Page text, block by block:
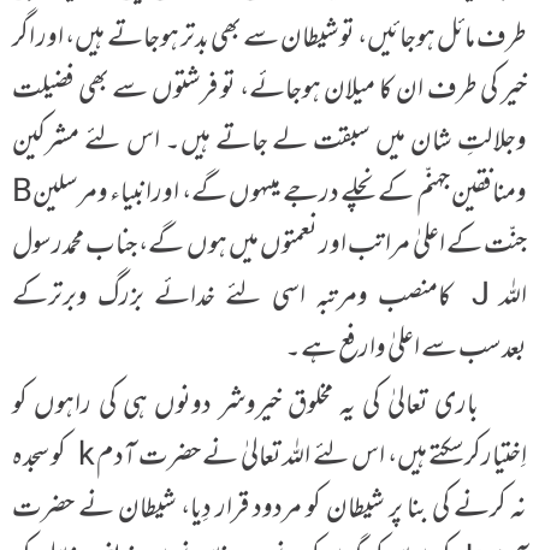
طرف مائل ہوجائیں، توشیطان سے بھی بدتر ہوجاتے ہیں، اور اگر
خیر کی طرف ان کا میلان ہوجائے، تو فرشتوں سے بھی فضیلت
وجلالتِ شان میں سبقت لے جاتے ہیں۔ اس لئے مشرکین
ومنافقین جہنّم کے نچلے درجے میںہوں گے، اورانبیاء ومرسلینB
جنّت کے اعلیٰ مراتب اور نعمتوں میں ہوں گے، جناب محمدرسول
اللہ J کامنصب ومرتبہ اسی لئے خدائے بزرگ وبرترکے
بعدسب سے اعلیٰ وارفع ہے۔
باری تعالیٰ کی یہ مخلوق خیروشر دونوں ہی کی راہوں کو
اِختیارکرسکتے ہیں، اس لئے اللہ تعالیٰ نے حضرت آدم k کو سجدہ
نہ کرنے کی بنا پر شیطان کو مردود قرار دِیا، شیطان نے حضرت